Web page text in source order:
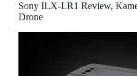
Sony ILX-LR1 Review,
Drone